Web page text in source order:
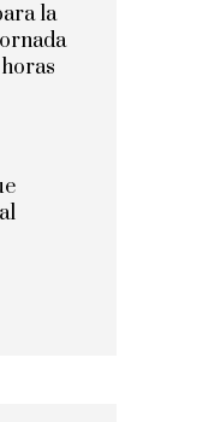
la